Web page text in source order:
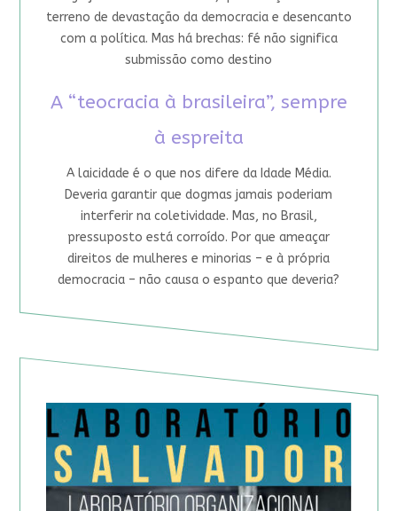
terreno de devastação da democracia e desencanto
com a política. Mas há brechas: fé não significa
submissão como destino
A “teocracia à brasileira”, sempre
à espreita
A laicidade é o que nos difere da Idade Média.
Deveria garantir que dogmas jamais poderiam
interferir na coletividade. Mas, no Brasil,
pressuposto está corroído. Por que ameaçar
direitos de mulheres e minorias – e à própria
democracia – não causa o espanto que deveria?